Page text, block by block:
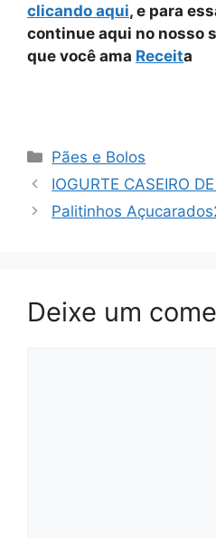
clicando aqui, e para
continue aqui no nosso
que você ama Receita
Categorias
Pães e Bolos
IOGURTE CASEIRO
Palitinhos
Deixe um